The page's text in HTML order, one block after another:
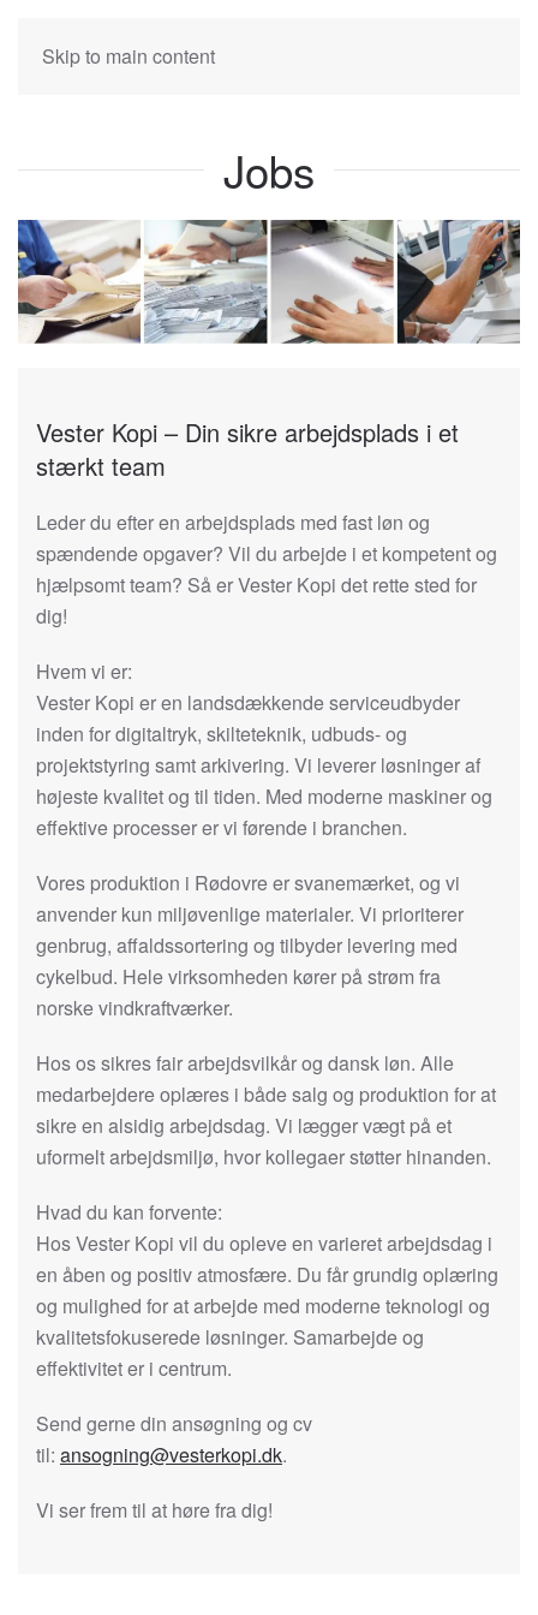
Skip to main content
Jobs
Vester Kopi – Din sikre arbejdsplads i et
stærkt team
Leder du efter en arbejdsplads med fast løn og
spændende opgaver? Vil du arbejde i et kompetent og
hjælpsomt team? Så er Vester Kopi det rette sted for
dig!
Hvem vi er:
Vester Kopi er en landsdækkende serviceudbyder
inden for digitaltryk, skilteteknik, udbuds- og
projektstyring samt arkivering. Vi leverer løsninger af
højeste kvalitet og til tiden. Med moderne maskiner og
effektive processer er vi førende i branchen.
Vores produktion i Rødovre er svanemærket, og vi
anvender kun miljøvenlige materialer. Vi prioriterer
genbrug, affaldssortering og tilbyder levering med
cykelbud. Hele virksomheden kører på strøm fra
norske vindkraftværker.
Hos os sikres fair arbejdsvilkår og dansk løn. Alle
medarbejdere oplæres i både salg og produktion for at
sikre en alsidig arbejdsdag. Vi lægger vægt på et
uformelt arbejdsmiljø, hvor kollegaer støtter hinanden.
Hvad du kan forvente:
Hos Vester Kopi vil du opleve en varieret arbejdsdag i
en åben og positiv atmosfære. Du får grundig oplæring
og mulighed for at arbejde med moderne teknologi og
kvalitetsfokuserede løsninger. Samarbejde og
effektivitet er i centrum.
Send gerne din ansøgning og cv
til: ansogning@vesterkopi.dk.
Vi ser frem til at høre fra dig!